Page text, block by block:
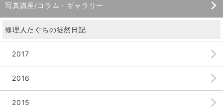
写真講座/コラム・ギャラリー
修理人たぐちの徒然日記
2017
2016
2015